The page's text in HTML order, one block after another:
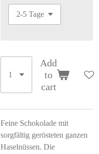
Add
to
cart
Feine Schokolade mit
sorgfältig gerösteten ganzen
Haselnüssen. Die